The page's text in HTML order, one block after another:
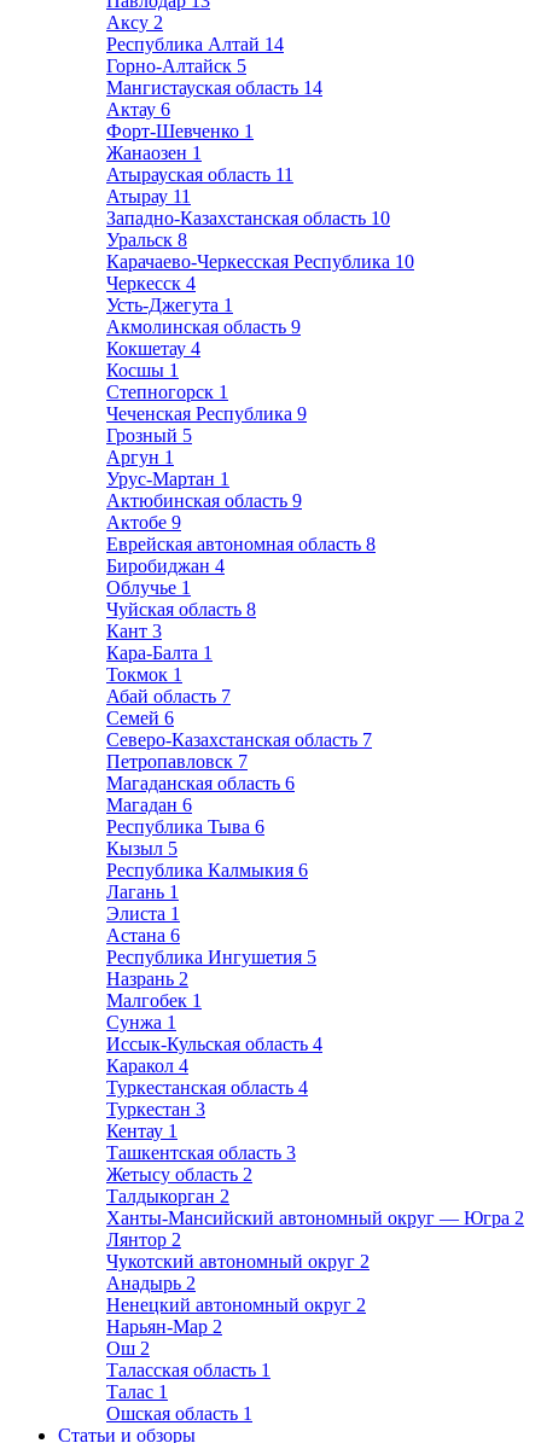
Аксу 2
Республика Алтай 14
Горно-Алтайск 5
Мангистауская область 14
Актау 6
Форт-Шевченко 1
Жанаозен 1
Атырауская область 11
Атырау 11
Западно-Казахстанская область 10
Уральск 8
Карачаево-Черкесская Республика 10
Черкесск 4
Усть-Джегута 1
Акмолинская область 9
Кокшетау 4
Косшы 1
Степногорск 1
Чеченская Республика 9
Грозный 5
Аргун 1
Урус-Мартан 1
Актюбинская область 9
Актобе 9
Еврейская автономная область 8
Биробиджан 4
Облучье 1
Чуйская область 8
Кант 3
Кара-Балта 1
Токмок 1
Абай область 7
Семей 6
Северо-Казахстанская область 7
Петропавловск 7
Магаданская область 6
Магадан 6
Республика Тыва 6
Кызыл 5
Республика Калмыкия 6
Лагань 1
Элиста 1
Астана 6
Республика Ингушетия 5
Назрань 2
Малгобек 1
Сунжа 1
Иссык-Кульская область 4
Каракол 4
Туркестанская область 4
Туркестан 3
Кентау 1
Ташкентская область 3
Жетысу область 2
Талдыкорган 2
Ханты-Мансийский автономный округ — Югра 2
Лянтор 2
Чукотский автономный округ 2
Анадырь 2
Ненецкий автономный округ 2
Нарьян-Мар 2
Ош 2
Таласская область 1
Талас 1
Ошская область 1
Статьи и обзоры